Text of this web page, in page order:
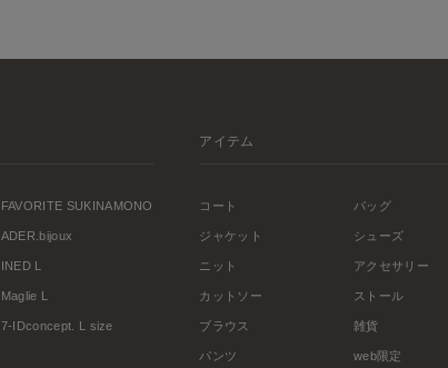
FAVORITE SUKINAMONO
ADER.bijoux
INED L
Maglie L
7-IDconcept. L size
アイテム
コート
ジャケット
ニット
カットソー
ブラウス
パンツ
バッグ
シューズ
アクセサリー
ストール
雑貨
web限定